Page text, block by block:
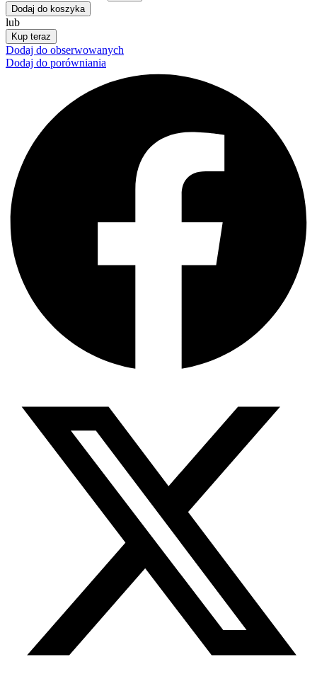
Dodaj do koszyka
lub
Kup teraz
Dodaj do obserwowanych
Dodaj do porówniania